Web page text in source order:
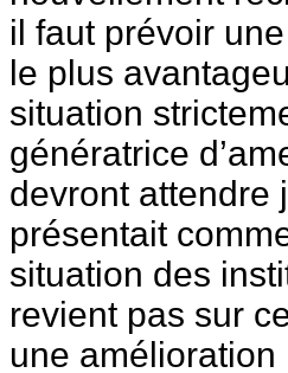
il faut prévoir
le plus
situation
génératrice
devront attendre
présentait
situation des
revient pas sur
une